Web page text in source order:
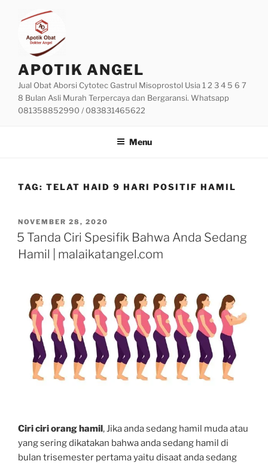
content
APOTIK ANGEL
Jual Obat Aborsi Cytotec Gastrul Misoprostol Usia 1 2 3 4 5 6 7
8 Bulan Asli Murah Terpercaya dan Bergaransi. Whatsapp
081358852990 / 083831465622
Menu
TAG: TELAT HAID 9 HARI POSITIF HAMIL
POSTED
ON
NOVEMBER 28, 2020
5 Tanda Ciri Spesifik Bahwa Anda Sedang
Hamil | malaikatangel.com
Ciri ciri orang hamil, Jika anda sedang hamil muda atau
yang sering dikatakan bahwa anda sedang hamil di
bulan trisemester pertama yaitu disaat anda sedang